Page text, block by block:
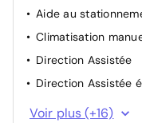
Aide au
Climatisation
Direction Assistée
Direction Assistée
Rétroviseurs
Voir plus (+16)